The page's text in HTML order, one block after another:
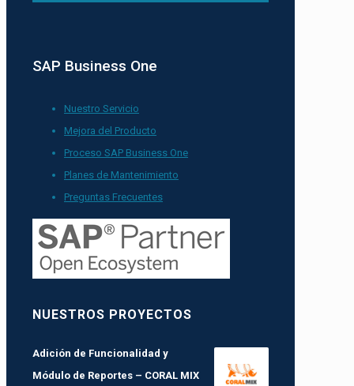
SAP Business One
Nuestro Servicio
Mejora del Producto
Proceso SAP Business One
Planes de Mantenimiento
Preguntas Frecuentes
NUESTROS PROYECTOS
Adición de Funcionalidad y
Módulo de Reportes – CORAL MIX